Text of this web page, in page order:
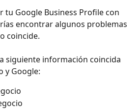
tu Google Business Profile con
encontrar algunos problemas
coincide.
siguiente información coincida
y Google: